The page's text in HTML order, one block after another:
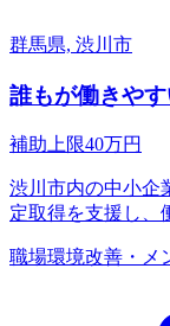
群馬県, 渋川市
誰もが働きや
補助上限40万円
渋川市内の中小企
定取得を支援し、
職場環境改善・メ